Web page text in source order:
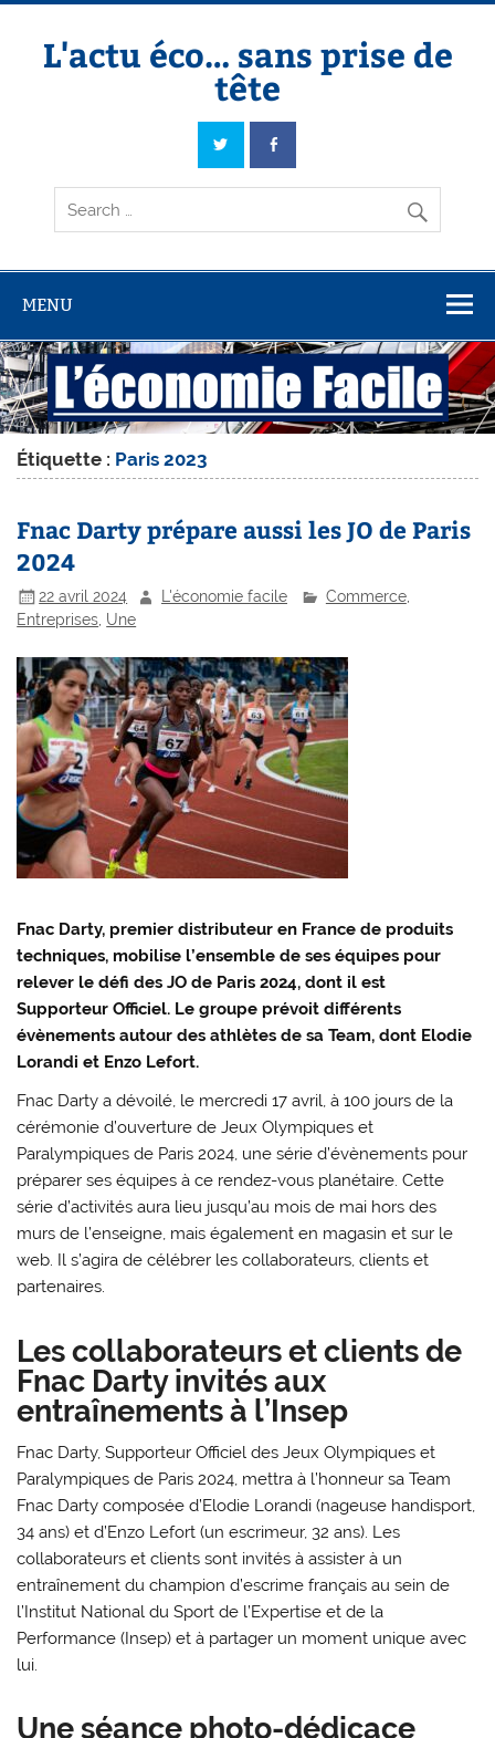
Skip
contentL'actu éco… sans prise de
tête
L'actu éco… sans prise de tête
MENU
Étiquette : Paris 2023
Fnac Darty prépare aussi les JO de Paris
2024
22 avril 2024 L'économie facile Commerce,
Entreprises Une
Fnac Darty, premier distributeur en France de produits
techniques, mobilise l’ensemble de ses équipes pour
relever le défi des JO de Paris 2024, dont il est
Supporteur Officiel. Le groupe prévoit différents
évènements autour des athlètes de sa Team, dont Elodie
Lorandi et Enzo Lefort.
Fnac Darty a dévoilé, le mercredi 17 avril, à 100 jours de la
cérémonie d’ouverture de Jeux Olympiques et
Paralympiques de Paris 2024, une série d’évènements pour
préparer ses équipes à ce rendez-vous planétaire. Cette
série d’activités aura lieu jusqu’au mois de mai hors des
murs de l’enseigne, mais également en magasin et sur le
web. Il s’agira de célébrer les collaborateurs, clients et
partenaires.
Les collaborateurs et clients de
Fnac Darty invités aux
entraînements à l’Insep
Fnac Darty, Supporteur Officiel des Jeux Olympiques et
Paralympiques de Paris 2024, mettra à l’honneur sa Team
Fnac Darty composée d’Elodie Lorandi (nageuse handisport,
34 ans) et d’Enzo Lefort (un escrimeur, 32 ans). Les
collaborateurs et clients sont invités à assister à un
entraînement du champion d’escrime français au sein de
l’Institut National du Sport de l’Expertise et de la
Performance (Insep) et à partager un moment unique avec
lui.
Une séance photo-dédicace